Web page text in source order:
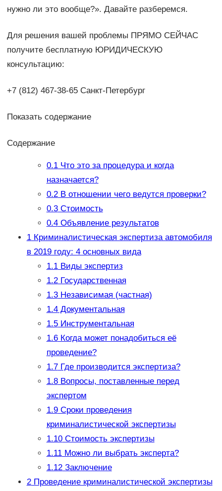
нужно ли это вообще?». Давайте разберемся.
Для решения вашей проблемы ПРЯМО СЕЙЧАС
получите бесплатную ЮРИДИЧЕСКУЮ
консультацию:
+7 (812) 467-38-65 Санкт-Петербург
Показать содержание
Содержание
0.1Что это за процедура и когда
назначается?
0.2В отношении чего ведутся проверки?
0.3Стоимость
0.4Объявление результатов
1Криминалистическая экспертиза автомобиля
в 2019 году: 4 основных вида
1.1Виды экспертиз
1.2Государственная
1.3Независимая (частная)
1.4Документальная
1.5Инструментальная
1.6Когда может понадобиться её
проведение?
1.7Где производится экспертиза?
1.8Вопросы, поставленные перед
экспертом
1.9Сроки проведения
криминалистической экспертизы
1.10Стоимость экспертизы
1.11Можно ли выбрать эксперта?
1.12Заключение
2Проведение криминалистической экспертизы